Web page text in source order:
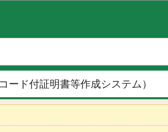
ド付証明書等作成システム）